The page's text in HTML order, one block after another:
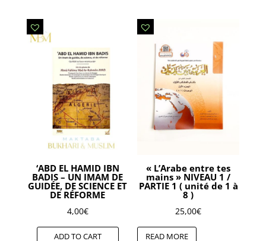
‘ABD EL HAMID IBN
BADIS – UN IMAM DE
GUIDÉE, DE SCIENCE ET
DE RÉFORME
4,00€
ADD TO CART
« L’Arabe entre tes
mains » NIVEAU 1 /
PARTIE 1 ( unité de 1 à
8 )
25,00€
READ MORE